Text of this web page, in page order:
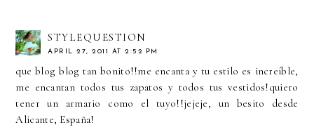
STYLEQUESTION
APRIL 27, 2011 AT 2:52 PM
que blog blog tan bonito!!me encanta y tu estilo es increíble,
me encantan todos tus zapatos y todos tus vestidos!quiero
tener un armario como el tuyo!!jejeje, un besito desde
Alicante, España!